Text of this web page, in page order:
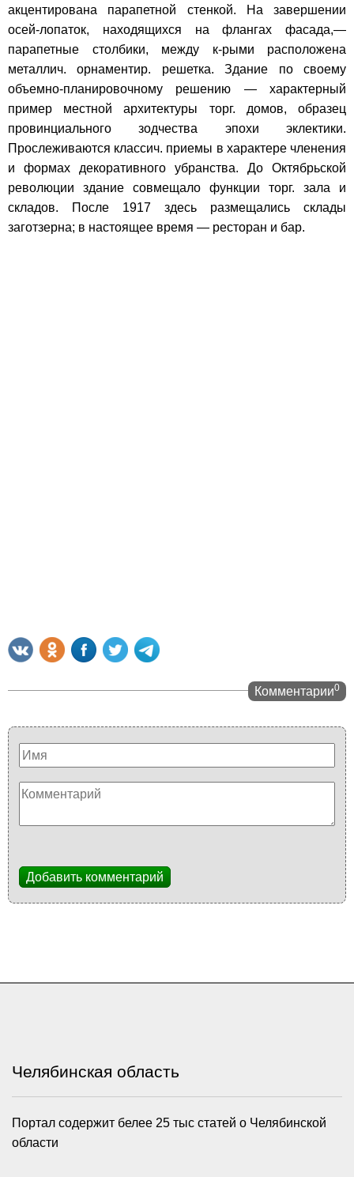
акцентирована парапетной стенкой. На завершении
осей-лопаток, находящихся на флангах фасада,—
парапетные столбики, между к-рыми расположена
металлич. орнаментир. решетка. Здание по своему
объемно-планировочному решению — характерный
пример местной архитектуры торг. домов, образец
провинциального зодчества эпохи эклектики.
Прослеживаются классич. приемы в характере членения
и формах декоративного убранства. До Октябрьской
революции здание совмещало функции торг. зала и
складов. После 1917 здесь размещались склады
заготзерна; в настоящее время — ресторан и бар.
Комментарии0
Добавить комментарий
Челябинская область
Портал содержит белее 25 тыс статей о Челябинской
области